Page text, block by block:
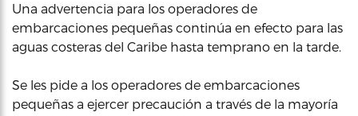
Una advertencia para los operadores de
embarcaciones pequeñas continúa en efecto para las
aguas costeras del Caribe hasta temprano en la tarde.
Se les pide a los operadores de embarcaciones
pequeñas a ejercer precaución a través de la mayoría